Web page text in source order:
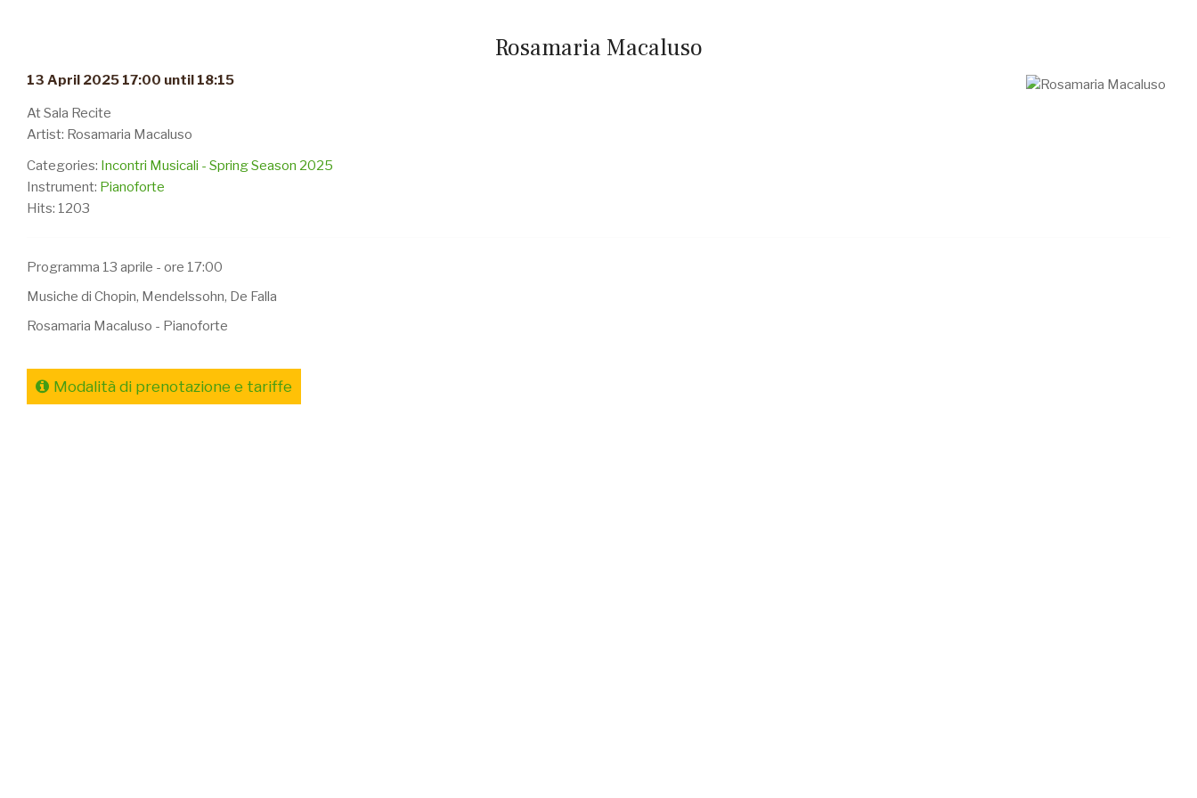
Rosamaria Macaluso
13 April 2025 17:00 until 18:15
At Sala Recite
Artist: Rosamaria Macaluso
Categories: Incontri Musicali - Spring Season 2025
Instrument: Pianoforte
Hits: 1203
Programma 13 aprile - ore 17:00
Musiche di Chopin, Mendelssohn, De Falla
Rosamaria Macaluso - Pianoforte
Modalità di prenotazione e tariffe